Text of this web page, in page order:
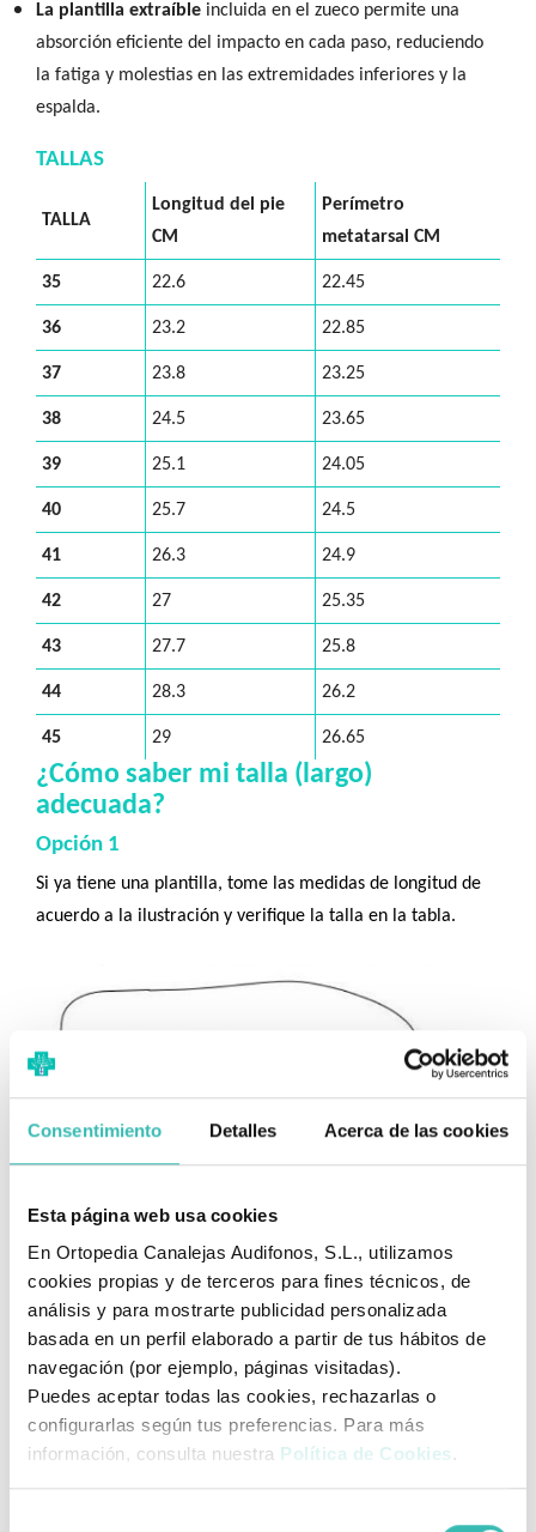
Consentimiento Detalles Acerca de las cookies
Esta página web usa cookies
En Ortopedia Canalejas Audifonos, S.L., utilizamos
cookies propias y de terceros para fines técnicos, de
análisis y para mostrarte publicidad personalizada
basada en un perfil elaborado a partir de tus hábitos de
navegación (por ejemplo, páginas visitadas).
Puedes aceptar todas las cookies, rechazarlas o
configurarlas según tus preferencias. Para más
información, consulta nuestra Política de Cookies .
La plantilla extraíble incluida en el zueco permite una
absorción eficiente del impacto en cada paso, reduciendo
la fatiga y molestias en las extremidades inferiores y la
espalda.
TALLAS
TALLA
Longitud del pie
CM
Perímetro
metatarsal CM
35 22.6 22.45
36 23.2 22.85
37 23.8 23.25
38 24.5 23.65
39 25.1 24.05
40 25.7 24.5
41 26.3 24.9
42 27 25.35
43 27.7 25.8
44 28.3 26.2
45 29 26.65
¿Cómo saber mi talla (largo)
adecuada?
Opción 1
Si ya tiene una plantilla, tome las medidas de longitud de
acuerdo a la ilustración y verifique la talla en la tabla.
2. Si vas a usar calcetines ponte los que vas a usar.
3. Pon los pies juntos y los talones pegados a la pared.
4.Marca con el lápiz hasta donde llegue tu dedo más
largo.
5.Mide la distancia desde el borde hasta la marca,súmale
0,7 cm
y compruebe la talla en la tabla.